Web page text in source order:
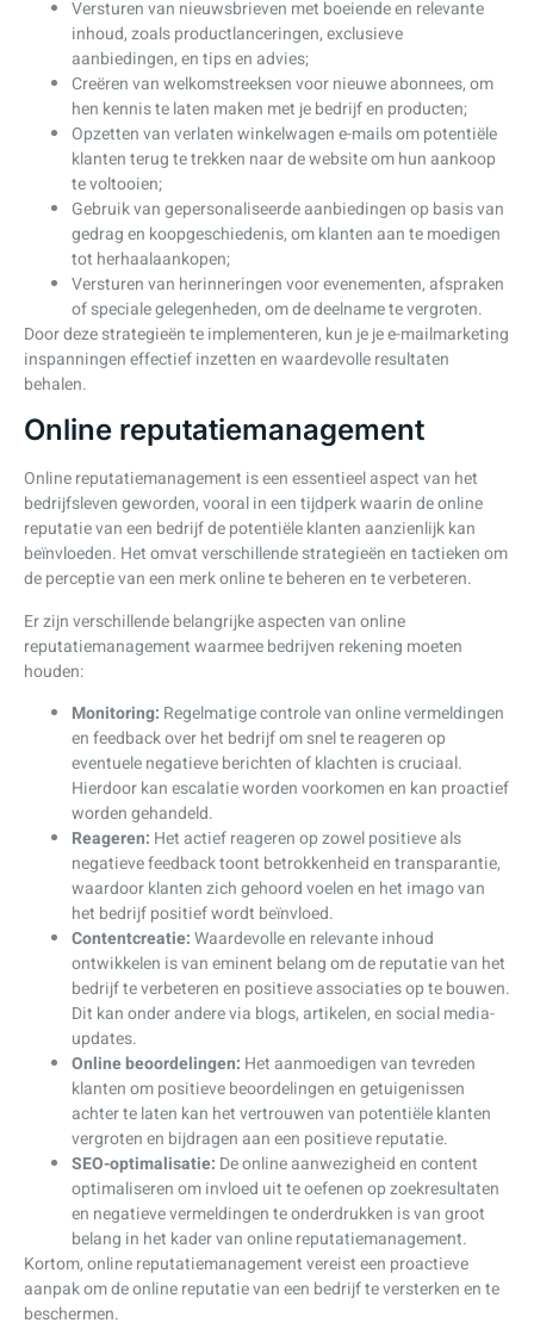
Versturen van nieuwsbrieven met boeiende en relevante
inhoud, zoals productlanceringen, exclusieve
aanbiedingen, en tips en advies;
Creëren van welkomstreeksen voor nieuwe abonnees, om
hen kennis te laten maken met je bedrijf en producten;
Opzetten van verlaten winkelwagen e-mails om potentiële
klanten terug te trekken naar de website om hun aankoop
te voltooien;
Gebruik van gepersonaliseerde aanbiedingen op basis van
gedrag en koopgeschiedenis, om klanten aan te moedigen
tot herhaalaankopen;
Versturen van herinneringen voor evenementen, afspraken
of speciale gelegenheden, om de deelname te vergroten.
Door deze strategieën te implementeren, kun je je e-mailmarketing
inspanningen effectief inzetten en waardevolle resultaten
behalen.
Online reputatiemanagement
Online reputatiemanagement is een essentieel aspect van het
bedrijfsleven geworden, vooral in een tijdperk waarin de online
reputatie van een bedrijf de potentiële klanten aanzienlijk kan
beïnvloeden. Het omvat verschillende strategieën en tactieken om
de perceptie van een merk online te beheren en te verbeteren.
Er zijn verschillende belangrijke aspecten van online
reputatiemanagement waarmee bedrijven rekening moeten
houden:
Monitoring: Regelmatige controle van online vermeldingen
en feedback over het bedrijf om snel te reageren op
eventuele negatieve berichten of klachten is cruciaal.
Hierdoor kan escalatie worden voorkomen en kan proactief
worden gehandeld.
Reageren: Het actief reageren op zowel positieve als
negatieve feedback toont betrokkenheid en transparantie,
waardoor klanten zich gehoord voelen en het imago van
het bedrijf positief wordt beïnvloed.
Contentcreatie:Waardevolle en relevante inhoud
ontwikkelen is van eminent belang om de reputatie van het
bedrijf te verbeteren en positieve associaties op te bouwen.
Dit kan onder andere via blogs, artikelen, en social media-
updates.
Online beoordelingen: Het aanmoedigen van tevreden
klanten om positieve beoordelingen en getuigenissen
achter te laten kan het vertrouwen van potentiële klanten
vergroten en bijdragen aan een positieve reputatie.
SEO-optimalisatie: De online aanwezigheid en content
optimaliseren om invloed uit te oefenen op zoekresultaten
en negatieve vermeldingen te onderdrukken is van groot
belang in het kader van online reputatiemanagement.
Kortom, online reputatiemanagement vereist een proactieve
aanpak om de online reputatie van een bedrijf te versterken en te
beschermen.